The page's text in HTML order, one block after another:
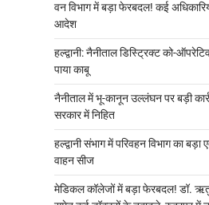
वन विभाग में बड़ा फेरबदल! कई
आदेश
हल्द्वानी: नैनीताल डिस्ट्रिक्ट को-
पाया काबू
नैनीताल में भू-कानून उल्लंघन पर बड़ी
सरकार में निहित
हल्द्वानी संभाग में परिवहन विभाग का
वाहन सीज
मेडिकल कॉलेजों में बड़ा फेरबदल! डॉ.